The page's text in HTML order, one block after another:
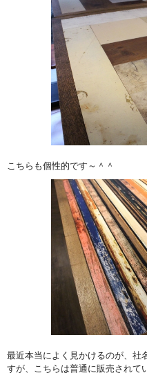
こちらも個性的です～＾＾
最近本当によく見かけるのが、社
すが、こちらは普通に販売されて